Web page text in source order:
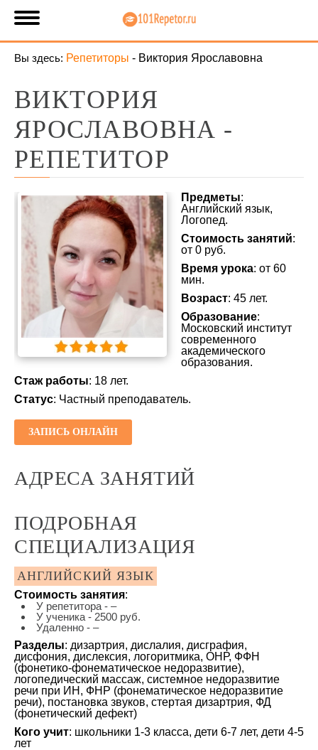
Вы здесь: Репетиторы - Виктория Ярославовна
ВИКТОРИЯ
ЯРОСЛАВОВНА -
РЕПЕТИТОР
Предметы:
Английский язык,
Логопед.
Стоимость занятий:
от 0 руб.
Время урока: от 60
мин.
Возраст: 45 лет.
Образование:
Московский институт
современного
академического
образования.
Стаж работы: 18 лет.
Статус: Частный преподаватель.
ЗАПИСЬ ОНЛАЙН
АДРЕСА ЗАНЯТИЙ
ПОДРОБНАЯ
СПЕЦИАЛИЗАЦИЯ
АНГЛИЙСКИЙ ЯЗЫК
Стоимость занятия:
У репетитора - –
У ученика - 2500 руб.
Удаленно - –
Разделы: дизартрия, дислалия, дисграфия,
дисфония, дислексия, логоритмика, ОНР, ФФН
(фонетико-фонематическое недоразвитие),
логопедический массаж, системное недоразвитие
речи при ИН, ФНР (фонематическое недоразвитие
речи), постановка звуков, стертая дизартрия, ФД
(фонетический дефект)
Кого учит: школьники 1-3 класса, дети 6-7 лет, дети 4-5
лет